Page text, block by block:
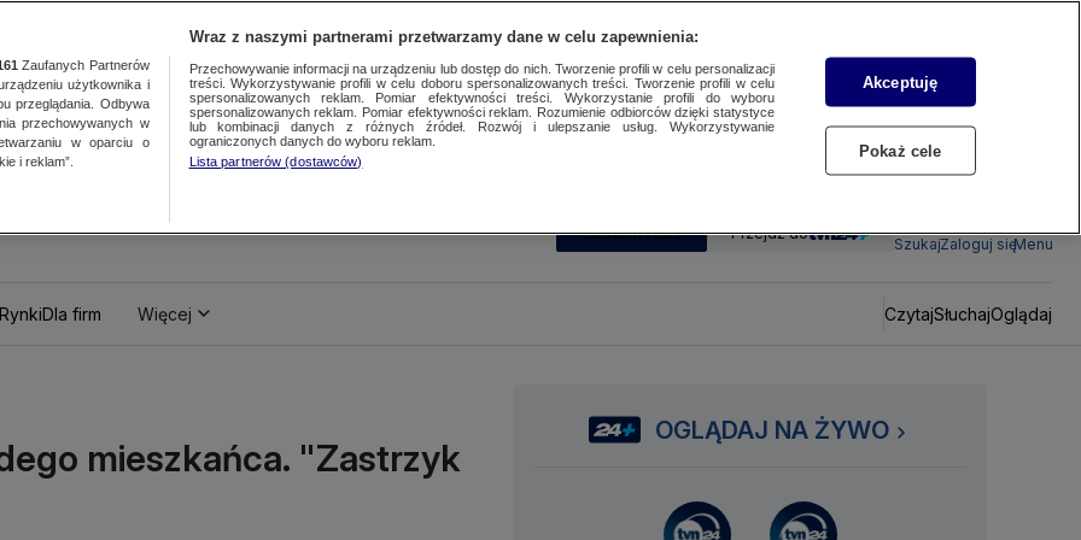
SUBSKRYBUJ Przejdź do
SzukajZaloguj sięMenu
RynkiDla firm Więcej CzytajSłuchajOglądaj
mieszkańca. "Zastrzyk
OGLĄDAJ NA ŻYWO
Zaufanych Partnerów
użytkownika i
przeglądania. Odbywa
przechowywanych w
w oparciu o
i reklam”.
Wraz z naszymi partnerami przetwarzamy dane w celu zapewnienia:
Przechowywanie informacji na urządzeniu lub dostęp do nich. Tworzenie profili w celu personalizacji
treści. Wykorzystywanie profili w celu doboru spersonalizowanych treści. Tworzenie profili w celu
spersonalizowanych reklam. Pomiar efektywności treści. Wykorzystanie profili do wyboru
spersonalizowanych reklam. Pomiar efektywności reklam. Rozumienie odbiorców dzięki statystyce
lub kombinacji danych z różnych źródeł. Rozwój i ulepszanie usług. Wykorzystywanie
ograniczonych danych do wyboru reklam.
Lista partnerów (dostawców)
Akceptuję
Pokaż cele